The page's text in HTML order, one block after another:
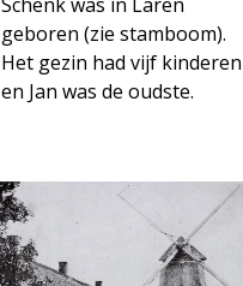
geboren (zie stamboom).
Het gezin had vijf kinderen
en Jan was de oudste.